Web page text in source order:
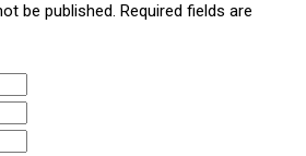
be published. Required fields are